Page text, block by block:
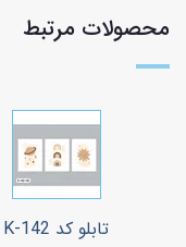
محصولات مرتبط
تابلو کد K-142